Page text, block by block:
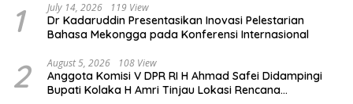
1 July 14, 2026 119 View
Dr Kadaruddin Presentasikan Inovasi Pelestarian
Bahasa Mekongga pada Konferensi Internasional
2 August 5, 2026 108 View
Anggota Komisi V DPR RI H Ahmad Safei Didampingi
Bupati Kolaka H Amri Tinjau Lokasi Rencana